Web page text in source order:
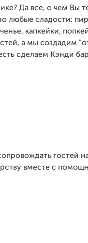
Да все, о чем Вы
любые сладости:
капкейки,
а мы создадим
сделаем Кэнди
гостей
вместе с